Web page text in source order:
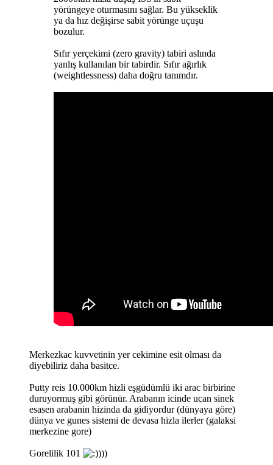
yörüngeye oturmasını sağlar. Bu yükseklik
ya da hız değişirse sabit yörünge uçuşu
bozulur.
Sıfır yerçekimi (zero gravity) tabiri aslında
yanlış kullanılan bir tabirdir. Sıfır ağırlık
(weightlessness) daha doğru tanımdır.
Merkezkac kuvvetinin yer cekimine esit olması da
diyebiliriz daha basitce.
Putty reis 10.000km hizli eşgüdümlü iki arac birbirine
duruyormuş gibi görünür. Arabanın icinde ucan sinek
esasen arabanin hizinda da gidiyordur (dünyaya göre)
dünya ve gunes sistemi de devasa hizla ilerler (galaksi
merkezine gore)
Gorelilik 101 ))